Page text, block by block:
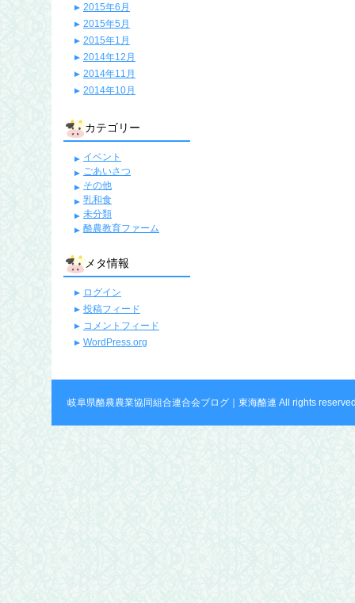
2015年6月
2015年5月
2015年1月
2014年12月
2014年11月
2014年10月
カテゴリー
イベント
ごあいさつ
その他
乳和食
未分類
酪農教育ファーム
メタ情報
ログイン
投稿フィード
コメントフィード
WordPress.org
岐阜県酪農農業協同組合連合会ブログ｜東海酪連 All rights